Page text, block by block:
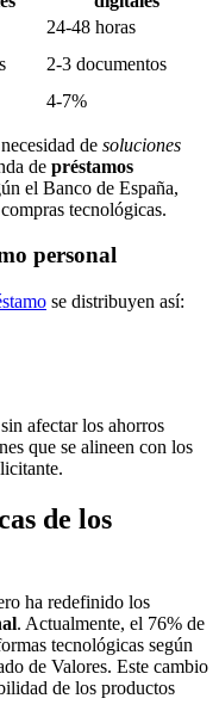
24-48 horas
2-3 documentos
4-7%
de soluciones
de préstamos
el Banco de España,
tecnológicas.
personal
se distribuyen así:
sin afectar los ahorros
que se alineen con los
de los
ha redefinido los
. Actualmente, el 76% de
tecnológicas según
de Valores. Este cambio
de los productos